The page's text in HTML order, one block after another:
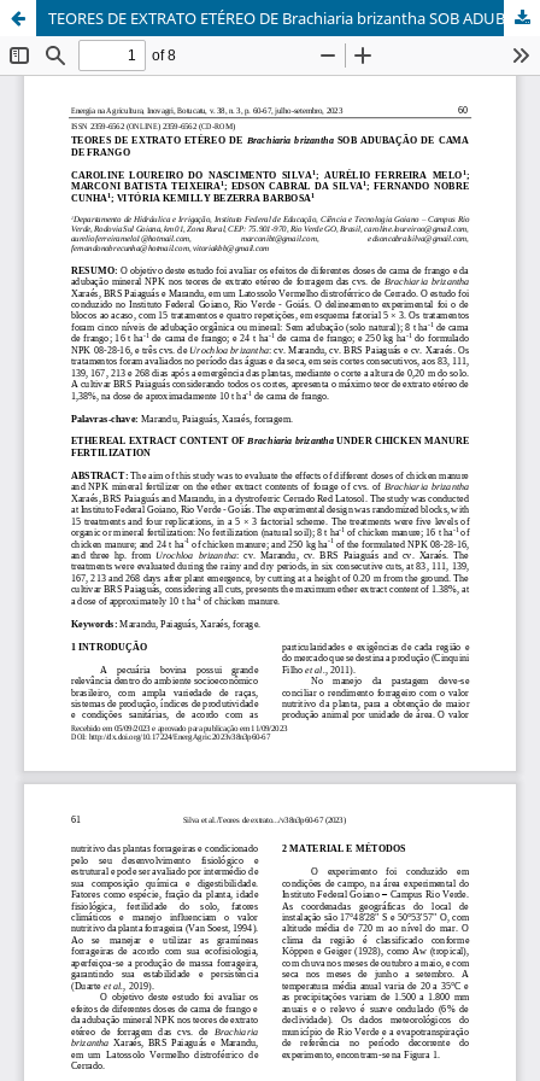
TEORES DE EXTRATO ETÉREO DE Brachiaria brizantha SOB ADUBAÇÃO DE CAMA DE FRANGO